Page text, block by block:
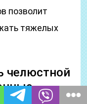
позволит
тяжелых
челюстной